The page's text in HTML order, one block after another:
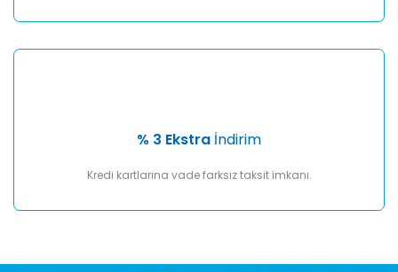
% 3 Ekstra İndirim
Kredi kartlarına vade farksız taksit imkanı.